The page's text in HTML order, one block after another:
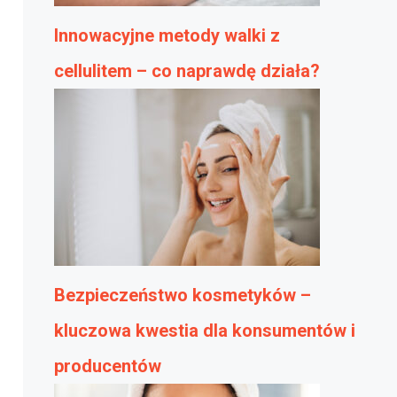
Innowacyjne metody walki z
cellulitem – co naprawdę działa?
Bezpieczeństwo kosmetyków –
kluczowa kwestia dla konsumentów i
producentów